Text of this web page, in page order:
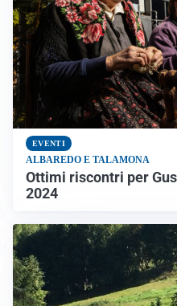
EVENTI
ALBAREDO E TALAMONA
Ottimi riscontri per
2024